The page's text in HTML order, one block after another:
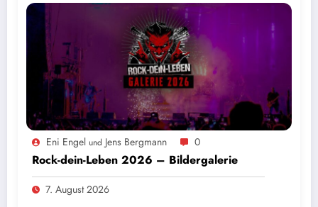
Eni Engel und Jens Bergmann 0
Rock-dein-Leben 2026 – Bildergalerie
7. August 2026